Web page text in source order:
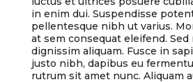
in enim dui. Suspendisse
pellentesque nibh ut varius.
at sem consequat eleifend.
dignissim aliquam. Fusce in
justo nibh, dapibus eu
rutrum sit amet nunc. Aliquam